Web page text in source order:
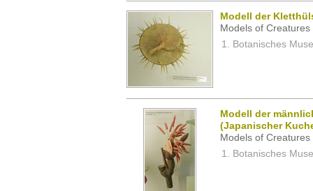
Modell der
Models of
Botanisches
Modell der
(Japanischer
Models of
Botanisches